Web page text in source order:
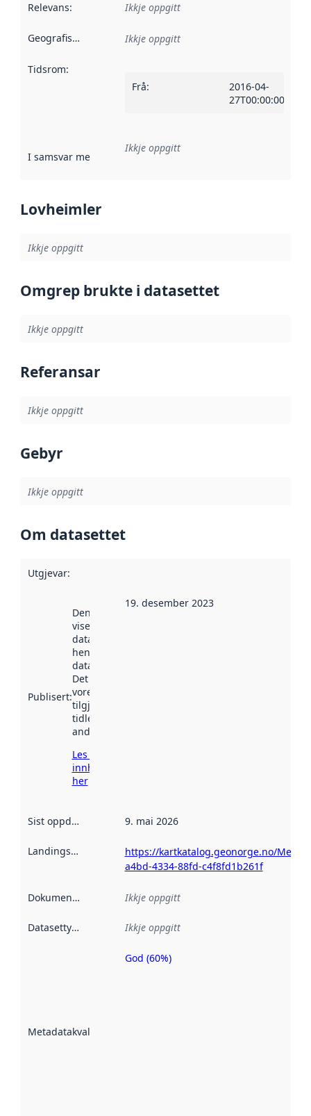
Relevans: Ikkje oppgitt
Geografisk område Ikkje oppgitt
Tidsrom:
Frå:
2016-04-
27T00:00:00Z
I samsvar med Referanse til ei implementeringsregel eller
Ikkje oppgitt
Lovheimler
Ikkje oppgitt
Omgrep brukte i datasettet
Ikkje oppgitt
Referansar
Ikkje oppgitt
Gebyr
Ikkje oppgitt
Om datasettet
Utgjevar:
Publisert:
Denne datoen
viser når
datasettet vart
henta inn av
data.norge.no.
Det kan ha
vore
tilgjengeleg
tidlegare
andre stader.
Les meir om
innhenting
her
19. desember 2023
Sist oppdatert 9. mai 2026
Landingsside
https://kartkatalog.geonorge.no/
a4bd-4334-88fd-c4f8fd1b261f
Dokumentasjon Ikkje oppgitt
Datasettype Ikkje oppgitt
Metadatakvalitet
Metadatakvalitet
God (60%)